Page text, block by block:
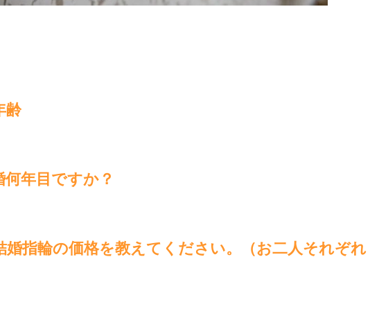
齢
年目ですか？
婚指輪の価格を教えてください。（お二人それぞれ